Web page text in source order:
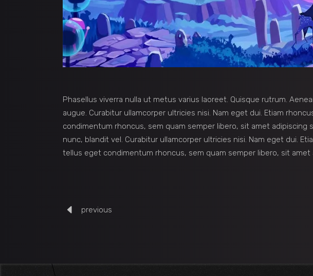
Phasellus viverra nulla ut metus varius laoreet. Quisque rutrum.
augue. Curabitur ullamcorper ultricies nisi. Nam eget dui. Etiam
condimentum rhoncus, sem quam semper libero, sit amet adipiscing
nunc, blandit vel. Curabitur ullamcorper ultricies nisi. Nam eget dui.
tellus eget condimentum rhoncus, sem quam semper libero, sit amet
previous